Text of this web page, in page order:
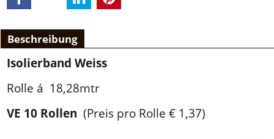
Beschreibung
Isolierband Weiss
Rolle á 18,28mtr
VE 10 Rollen (Preis pro Rolle € 1,37)